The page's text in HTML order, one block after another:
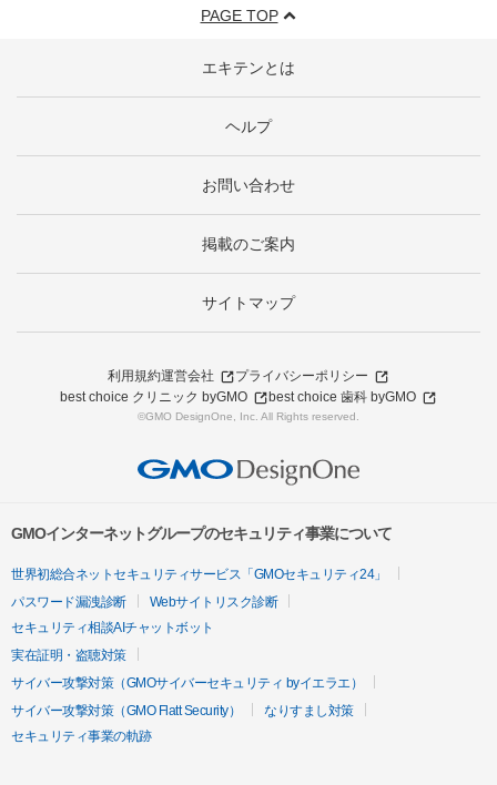
PAGE TOP
エキテンとは
ヘルプ
お問い合わせ
掲載のご案内
サイトマップ
利用規約運営会社
プライバシーポリシー
best choice クリニック byGMO
best choice 歯科 byGMO
©GMO DesignOne, Inc. All Rights reserved.
GMOインターネットグループのセキュリティ事業について
世界初総合ネットセキュリティサービス「GMOセキュリティ24」
パスワード漏洩診断
Webサイトリスク診断
セキュリティ相談AIチャットボット
実在証明・盗聴対策
サイバー攻撃対策（GMOサイバーセキュリティ byイエラエ）
サイバー攻撃対策（GMO Flatt Security）
なりすまし対策
セキュリティ事業の軌跡